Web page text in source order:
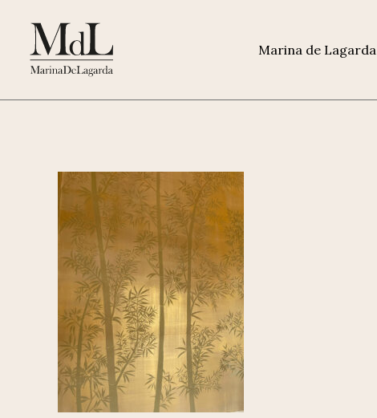
Marina de Lagarda